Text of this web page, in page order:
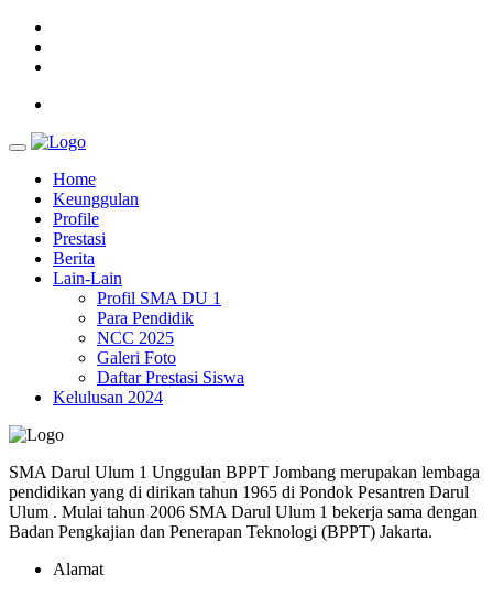
Home
Keunggulan
Profile
Prestasi
Berita
Lain-Lain
Profil SMA DU 1
Para Pendidik
NCC 2025
Galeri Foto
Daftar Prestasi Siswa
Kelulusan 2024
SMA Darul Ulum 1 Unggulan BPPT Jombang merupakan lembaga
pendidikan yang di dirikan tahun 1965 di Pondok Pesantren Darul
Ulum . Mulai tahun 2006 SMA Darul Ulum 1 bekerja sama dengan
Badan Pengkajian dan Penerapan Teknologi (BPPT) Jakarta.
Alamat